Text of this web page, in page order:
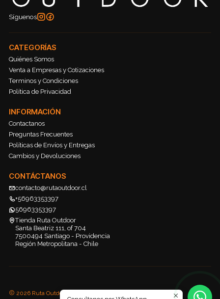
Síguenos
CATEGORÍAS
Quiénes Somos
Venta a Empresas y Cotizaciones
Terminos y Condiciones
Política de Privacidad
INFORMACIÓN
Contactanos
Preguntas Frecuentes
Políticas de Envíos y Entregas
Cambios y Devoluciones
CONTÁCTANOS
contacto@rutaoutdoor.cl
+56963353397
56963353397
Tienda Ruta Outdoor
Santa Beatriz 111, of 704
7500494 Santiago - Providencia
Región Metropolitana - Chile
2026 Ruta Outdoor.